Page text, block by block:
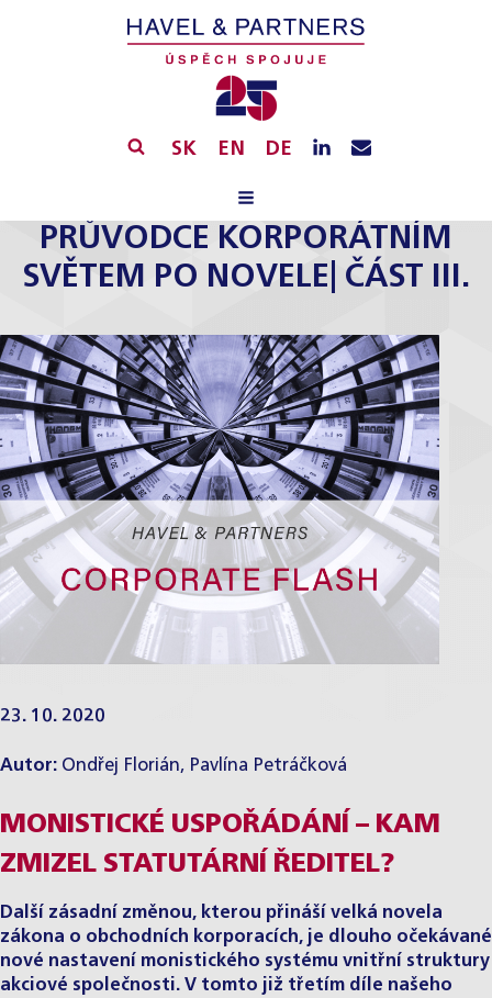
SK EN DE
PRŮVODCE KORPORÁTNÍM
SVĚTEM PO NOVELE| ČÁST III.
23. 10. 2020
Autor: Ondřej Florián, Pavlína Petráčková
MONISTICKÉ USPOŘÁDÁNÍ – KAM
ZMIZEL STATUTÁRNÍ ŘEDITEL?
Další zásadní změnou, kterou přináší velká novela
zákona o obchodních korporacích, je dlouho očekávané
nové nastavení monistického systému vnitřní struktury
akciové společnosti. V tomto již třetím díle našeho